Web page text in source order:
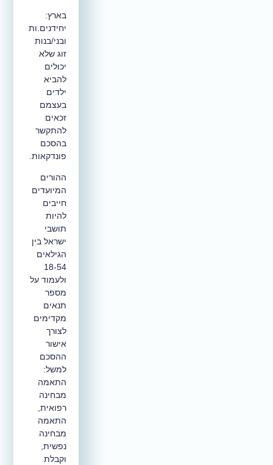
בארץ:
יחידנים.ות
ובני/בנות
זוג שלא
יכולים
להביא
ילדים
בעצמם
זכאים
להתקשר
בהסכם
פונדקאות.
ההורים
המיועדים
חייבים
להיות
תושבי
ישראל בין
הגילאים
18-54
ולעמוד על
מספר
תנאים
מקדימים
לצורך
אישור
ההסכם
למשל:
התאמה
מבחינה
רפואית,
התאמה
מבחינה
נפשית,
וקבלת